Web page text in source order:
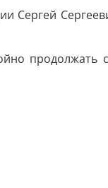
Сергей
продолжать